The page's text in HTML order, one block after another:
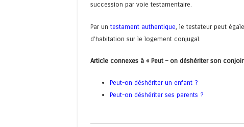
succession par voie testamentaire.
Par untestament authentique , le testateur peut
d’habitation sur le logement conjugal.
Article connexes à « Peut – on déshériter son
Peut-on déshériter un enfant ?
Peut-on déshériter ses parents ?